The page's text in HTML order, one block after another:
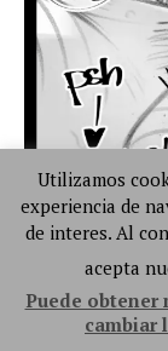
Utilizamos
experiencia de
de interes. Al
acepta
Puede obtener
cambiar